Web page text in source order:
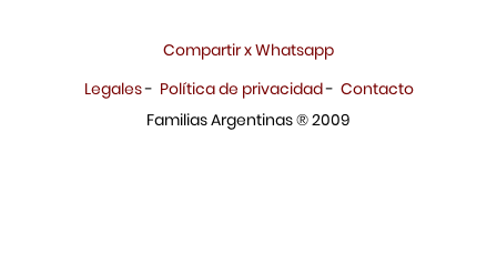
Compartir x Whatsapp
Legales- Política de privacidad- Contacto
Familias Argentinas ® 2009